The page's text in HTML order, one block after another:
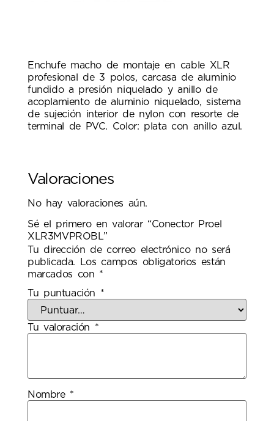
Enchufe macho de montaje en cable XLR
profesional de 3 polos, carcasa de aluminio
fundido a presión niquelado y anillo de
acoplamiento de aluminio niquelado, sistema
de sujeción interior de nylon con resorte de
terminal de PVC. Color: plata con anillo azul.
Valoraciones
No hay valoraciones aún.
Sé el primero en valorar “Conector Proel
XLR3MVPROBL”
Tu dirección de correo electrónico no será
publicada.
Los campos obligatorios están
marcados con *
Tu puntuación *
Tu valoración *
Nombre *